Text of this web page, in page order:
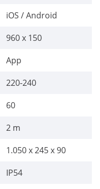
hoog niveau. Over
iOS / Android
960 x 150
App
220-240
60
2 m
1.050 x 245 x 90
IP54